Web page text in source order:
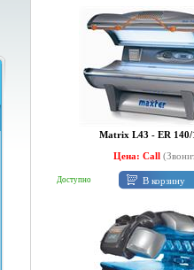
Matrix L43 - ER 140/
Цена: Call
Доступно В корзину